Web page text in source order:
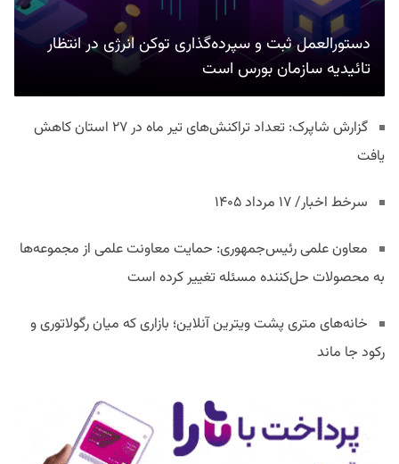
دستورالعمل ثبت و سپرده‌گذاری توکن انرژی در انتظار
تائیدیه سازمان بورس است
گزارش شاپرک: تعداد تراکنش‌های تیر ماه در ۲۷ استان‌ کاهش
یافت
سرخط اخبار/ ۱۷ مرداد ۱۴۰۵
معاون علمی رئیس‌جمهوری: حمایت معاونت علمی از مجموعه‌ها
به محصولات حل‌کننده مسئله تغییر کرده است
خانه‌های متری پشت ویترین آنلاین؛ بازاری که میان رگولاتوری و
رکود جا ماند